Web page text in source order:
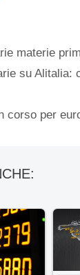
materie
su Alitalia:
corso per